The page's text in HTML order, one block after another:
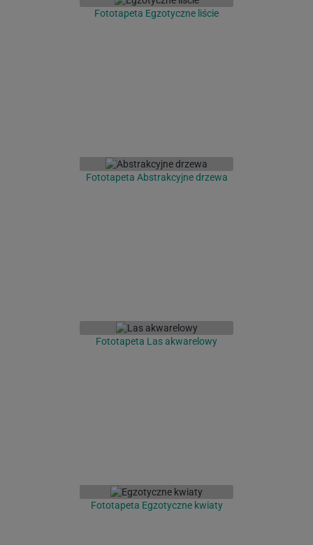
Fototapeta Egzotyczne liście
Fototapeta Abstrakcyjne drzewa
Fototapeta Las akwarelowy
Fototapeta Egzotyczne kwiaty